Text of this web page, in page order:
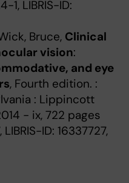
1, LIBRIS-ID:
Bruce, Clinical
vision:
and eye
, Fourth edition. :
: Lippincott
- ix, 722 pages
LIBRIS-ID: 16337727,